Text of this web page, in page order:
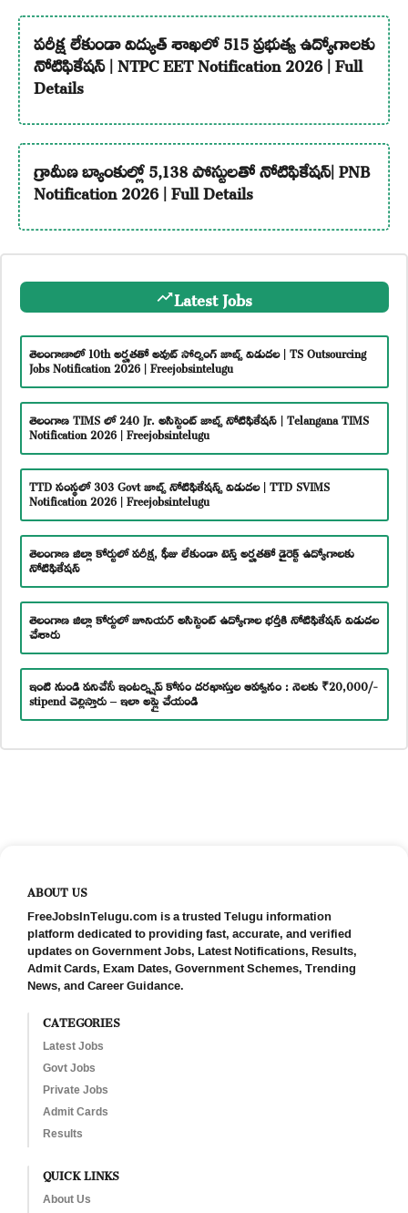
పరీక్ష లేకుండా విద్యుత్ శాఖలో 515 ప్రభుత్వ ఉద్యోగాలకు
నోటిఫికేషన్ | NTPC EET Notification 2026 | Full
Details
గ్రామీణ బ్యాంకుల్లో 5,138 పోస్టులతో నోటిఫికేషన్| PNB
Notification 2026 | Full Details
Latest Jobs
తెలంగాణాలో 10th అర్హతతో అవుట్ సోర్సింగ్ జాబ్స్ విడుదల | TS Outsourcing
Jobs Notification 2026 | Freejobsintelugu
తెలంగాణ TIMS లో 240 Jr. అసిస్టెంట్ జాబ్స్ నోటిఫికేషన్ | Telangana TIMS
Notification 2026 | Freejobsintelugu
TTD సంస్థలో 303 Govt జాబ్స్ నోటిఫికేషన్స్ విడుదల | TTD SVIMS
Notification 2026 | Freejobsintelugu
తెలంగాణ జిల్లా కోర్టులో పరీక్ష, ఫీజు లేకుండా టెన్త్ అర్హతతో డైరెక్ట్ ఉద్యోగాలకు
నోటిఫికేషన్
తెలంగాణ జిల్లా కోర్టులో జూనియర్ అసిస్టెంట్ ఉద్యోగాల భర్తీకి నోటిఫికేషన్ విడుదల
చేశారు
ఇంటి నుండి పనిచేసే ఇంటర్న్షిప్ కోసం దరఖాస్తుల ఆహ్వానం : నెలకు ₹20,000/-
stipend చెల్లిస్తారు – ఇలా అప్లై చేయండి
ABOUT US
FreeJobsInTelugu.com is a trusted Telugu information
platform dedicated to providing fast, accurate, and verified
updates on Government Jobs, Latest Notifications, Results,
Admit Cards, Exam Dates, Government Schemes, Trending
News, and Career Guidance.
CATEGORIES
Latest Jobs
Govt Jobs
Private Jobs
Admit Cards
Results
QUICK LINKS
About Us